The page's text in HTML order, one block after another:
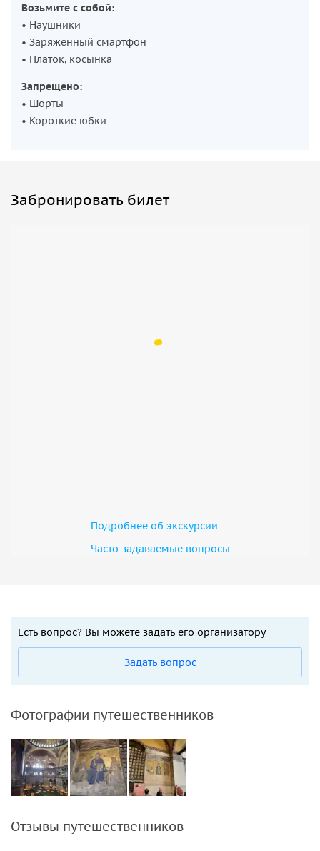
Возьмите с собой:
• Наушники
• Заряженный смартфон
• Платок, косынка
Запрещено:
• Шорты
• Короткие юбки
Забронировать билет
Подробнее об экскурсии
Часто задаваемые вопросы
Есть вопрос? Вы можете задать его организатору
Задать вопрос
Фотографии путешественников
Отзывы путешественников